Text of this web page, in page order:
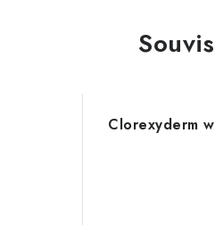
Clorexyderm